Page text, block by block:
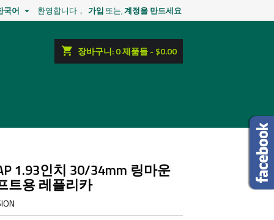
환영합니다， 가입 또는,계정을 만드세요
국어 
shopping_cart 장바구니: 0제품들 - $0.00
1.93인치 30/34mm 링마운
트용 레플리카